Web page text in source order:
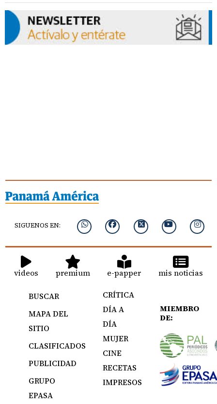
SIGUENOS EN:
videos premium e-papper mis noticias
BUSCAR
MAPA DEL
SITIO
CLASIFICADOS
PUBLICIDAD
GRUPO
EPASA
CRÍTICA
DÍA A
DÍA
MUJER
CINE
RECETAS
IMPRESOS
MIEMBRO
DE: